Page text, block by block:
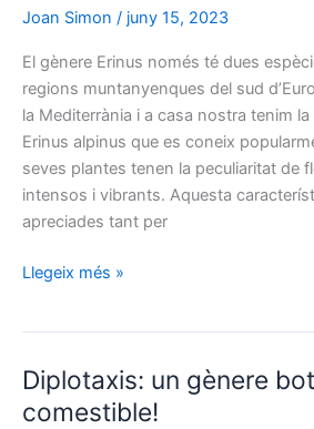
Joan Simon / juny 15, 2023
El gènere Erinus només té dues
regions muntanyenques del sud
la Mediterrània i a casa nostra tenim
Erinus alpinus que es coneix
seves plantes tenen la peculiaritat de
intensos i vibrants. Aquesta
apreciades tant per
Erinus:
amb
una
Llegeix més »
Diplotaxis: un gènere
comestible!